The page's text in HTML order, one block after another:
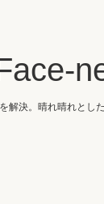
解決。晴れ晴れとし